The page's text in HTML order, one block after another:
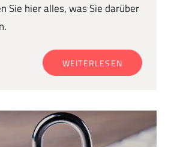
Sie hier alles, was Sie darüber
WEITERLESEN